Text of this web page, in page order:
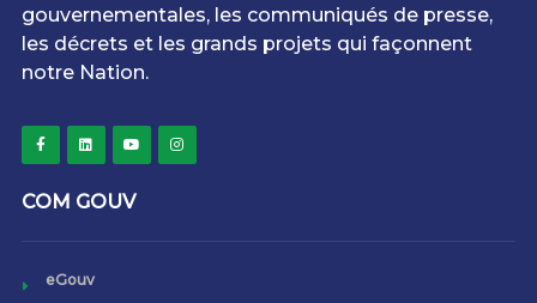
gouvernementales, les communiqués de presse,
les décrets et les grands projets qui façonnent
notre Nation.
COM GOUV
eGouv